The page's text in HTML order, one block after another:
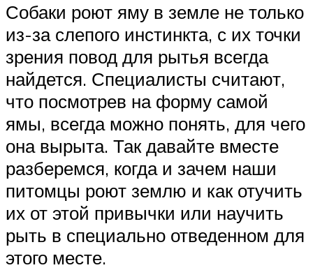
Собаки роют яму в земле не только
из-за слепого инстинкта, с их точки
зрения повод для рытья всегда
найдется. Специалисты считают,
что посмотрев на форму самой
ямы, всегда можно понять, для чего
она вырыта. Так давайте вместе
разберемся, когда и зачем наши
питомцы роют землю и как отучить
их от этой привычки или научить
рыть в специально отведенном для
этого месте.